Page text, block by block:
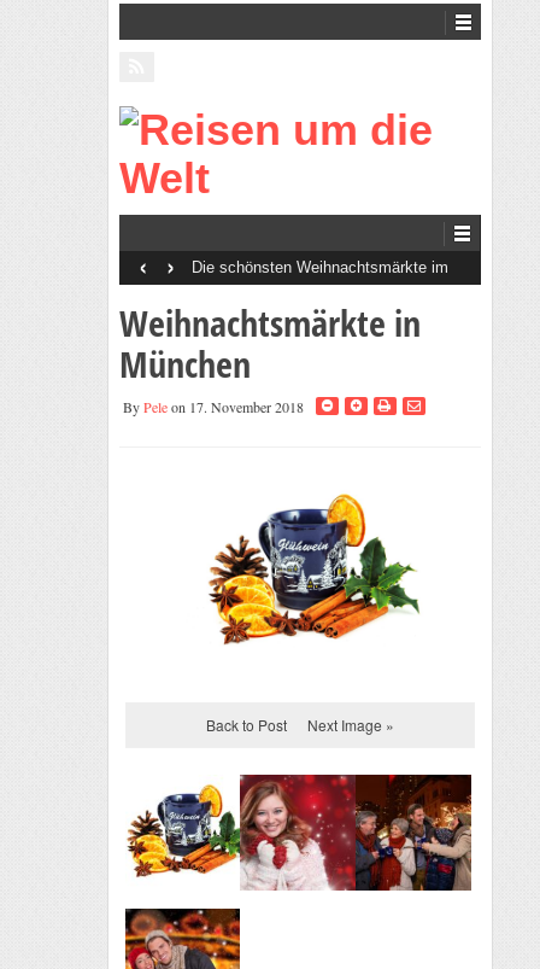
Die schönsten Weihnachtsmärkte im
Erzgebirge
‹ ›
Weihnachtsmärkte in
München
ByPeleon 17. November 2018
Back to Post Next Image »